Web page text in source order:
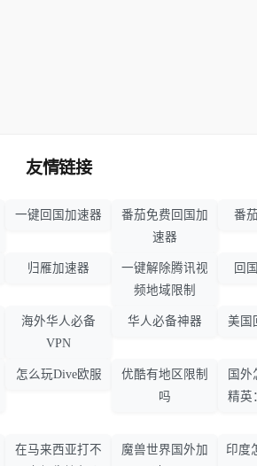
友情链接
一键回国加速器
番茄免费回国加
速器
番
归雁加速器
一键解除腾讯视
频地域限制
回
海外华人必备
VPN
华人必备神器 美国
怎么玩Dive欧服
优酷有地区限制
吗
国外
精英
在马来西亚打不
魔兽世界国外加
印度